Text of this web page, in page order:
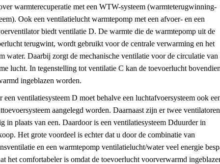
warmterecuperatie met een WTW-systeem (warmteterugwinning-
Ook een ventilatielucht warmtepomp met een afvoer- en een
biedt ventilatie D. De warmte die de warmtepomp uit de
terugwint, wordt gebruikt voor de centrale verwarming en het
water. Daarbij zorgt de mechanische ventilatie voor de circulatie van
lucht. In tegenstelling tot ventilatie C kan de toevoerlucht
ingeblazen worden.
een ventilatiesysteem D moet behalve een luchtafvoersysteem ook
aangelegd worden. Daarnaast zijn er twee ventilatoren
in plaats van een. Daardoor is een ventilatiesysteem Dduurder in
Het grote voordeel is echter dat u door de combinatie van
en een warmtepomp ventilatielucht/water veel energie
het comfortabeler is omdat de toevoerlucht voorverwarmd